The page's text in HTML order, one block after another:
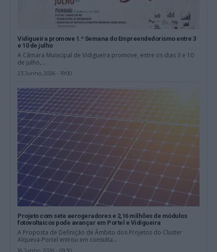
Vidigueira promove 1.ª Semana do Empreendedorismo entre 3
e 10 de julho
A Câmara Municipal de Vidigueira promove, entre os dias 3 e 10
de julho,...
23 Junho, 2026 - 19:00
Projeto com sete aerogeradores e 2,16 milhões de módulos
fotovoltaicos pode avançar em Portel e Vidigueira
A Proposta de Definição de Âmbito dos Projetos do Cluster
Alqueva-Portel entrou em consulta...